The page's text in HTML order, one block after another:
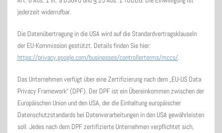
jederzeit widerrufbar.
Die Datenübertragung in die USA wird auf die Standardvertragsklauseln
der EU-Kommission gestützt. Details finden Sie hier:
https://privacy.google.com/businesses/controllerterms/mccs/.
Das Unternehmen verfügt über eine Zertifizierung nach dem „EU-US Data
Privacy Framework“ (DPF). Der DPF ist ein Übereinkommen zwischen der
Europäischen Union und den USA, der die Einhaltung europäischer
Datenschutzstandards bei Datenverarbeitungen in den USA gewährleisten
soll. Jedes nach dem DPF zertifizierte Unternehmen verpflichtet sich,